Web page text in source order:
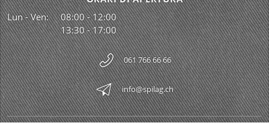
Lun - Ven:
08:00 - 12:00
13:30 - 17:00
061 766 66 66
info@spilag.ch